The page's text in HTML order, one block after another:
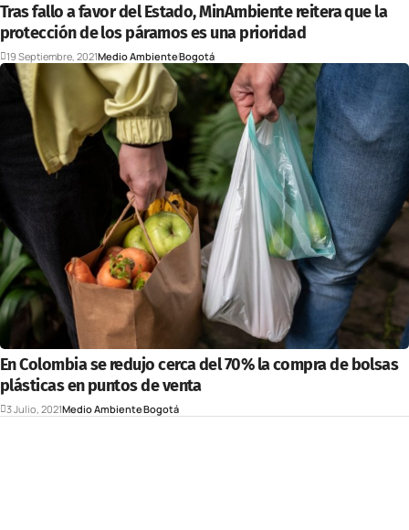
Tras fallo a favor del Estado, MinAmbiente reitera que la
protección de los páramos es una prioridad
19 Septiembre, 2021Medio AmbienteBogotá
En Colombia se redujo cerca del 70% la compra de bolsas
plásticas en puntos de venta
3 Julio, 2021Medio AmbienteBogotá